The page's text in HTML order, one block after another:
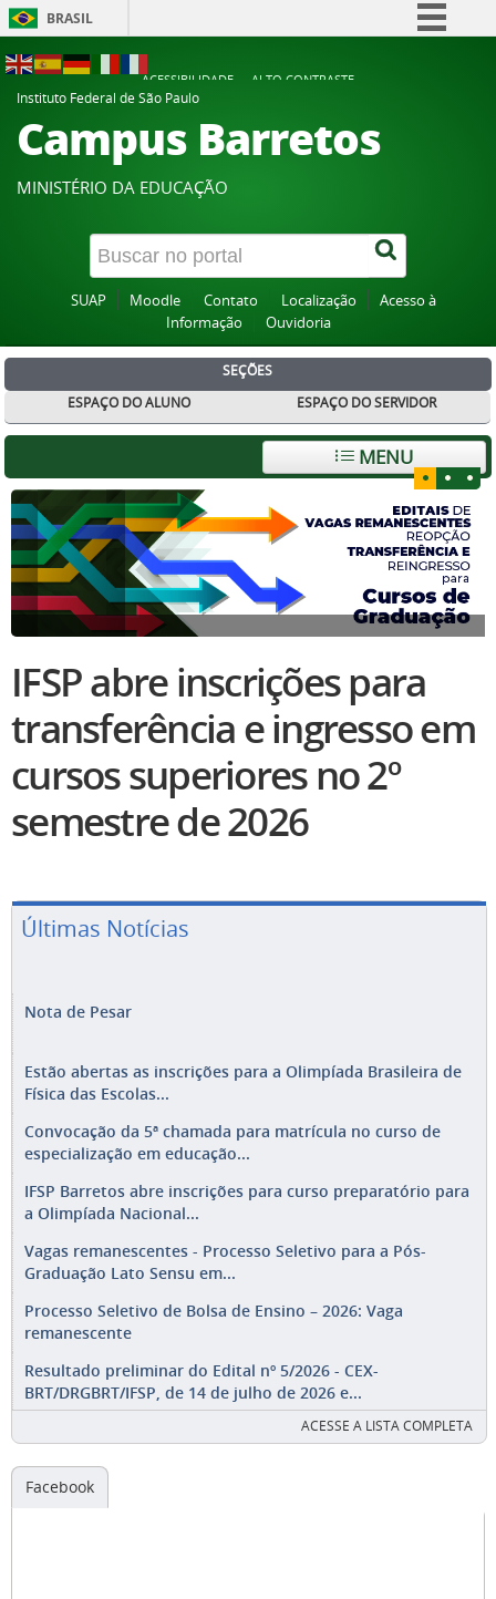
BRASIL
Participe
Acesso à informação
Canais
ACESSIBILIDADE
ALTO CONTRASTE
Instituto Federal de São Paulo
Campus Barretos
MINISTÉRIO DA EDUCAÇÃO
SUAP Moodle Contato Localização
Acesso à
Informação
Ouvidoria
SEÇÕES
ESPAÇO DO ALUNO
ESPAÇO DO SERVIDOR
MENU
IFSP abre inscrições para
transferência e ingresso em
cursos superiores no 2º
semestre de 2026
Últimas Notícias
Nota de Pesar
Estão abertas as inscrições para a Olimpíada Brasileira de
Física das Escolas...
Convocação da 5ª chamada para matrícula no curso de
especialização em educação...
IFSP Barretos abre inscrições para curso preparatório para
a Olimpíada Nacional...
Vagas remanescentes - Processo Seletivo para a Pós-
Graduação Lato Sensu em...
Processo Seletivo de Bolsa de Ensino – 2026: Vaga
remanescente
Resultado preliminar do Edital nº 5/2026 - CEX-
BRT/DRGBRT/IFSP, de 14 de julho de 2026 e...
ACESSE A LISTA COMPLETA
Facebook